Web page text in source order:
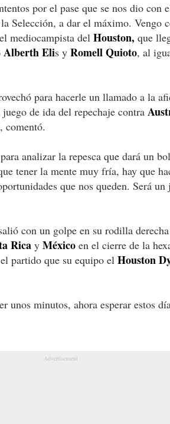
por el pase que se nos dio con
Selección, a dar el máximo. Vengo
mediocampista del Houston, que
Alberth Elis y Romell Quioto, al
para hacerle un llamado a la
de ida del repechaje contra
comentó.
analizar la repesca que dará un
tener la mente muy fría, hay que
que nos queden. Será un
con un golpe en su rodilla
Rica y México en el cierre de la
partido que su equipo el Houston
unos minutos, ahora esperar estos